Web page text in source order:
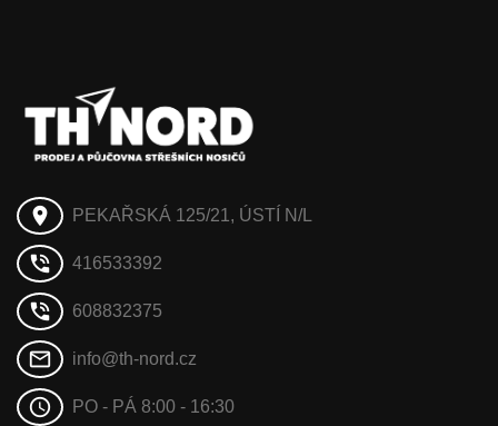
place PEKAŘSKÁ 125/21, ÚSTÍ N/L
phone_in_talk 416533392
phone_in_talk 608832375
mail_outline info@th-nord.cz
schedule PO - PÁ 8:00 - 16:30